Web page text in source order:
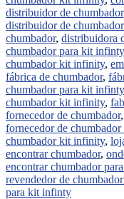
distribuidor de chumbador
distribuidor de
chumbador, distribuidora
chumbador para kit infinty
chumbador kit infinity,
fábrica de chumbador,
chumbador para kit infinty
chumbador kit infinity,
fornecedor de chumbador,
fornecedor de
chumbador kit infinity,
encontrar chumbador,
encontrar chumbador
revendedor de
para kit infinty